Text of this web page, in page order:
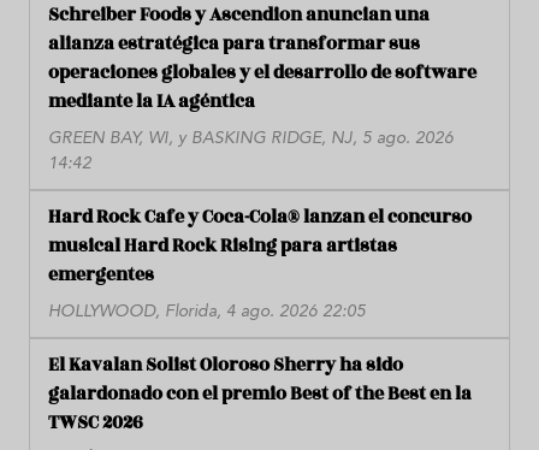
Schreiber Foods y Ascendion anuncian una
alianza estratégica para transformar sus
operaciones globales y el desarrollo de software
mediante la IA agéntica
GREEN BAY, WI, y BASKING RIDGE, NJ, 5 ago. 2026
14:42
Hard Rock Cafe y Coca-Cola® lanzan el concurso
musical Hard Rock Rising para artistas
emergentes
HOLLYWOOD, Florida, 4 ago. 2026 22:05
El Kavalan Solist Oloroso Sherry ha sido
galardonado con el premio Best of the Best en la
TWSC 2026